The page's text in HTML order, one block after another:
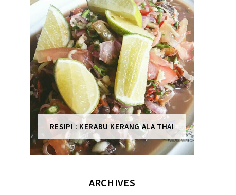
RESIPI : KERABU KERANG ALA THAI
ARCHIVES